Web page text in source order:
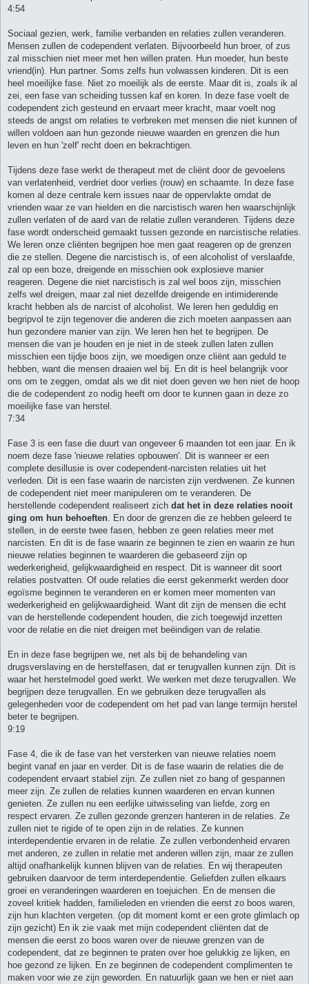
4:54
Sociaal gezien, werk, familie verbanden en relaties zullen veranderen.
Mensen zullen de codependent verlaten. Bijvoorbeeld hun broer, of zus
zal misschien niet meer met hen willen praten. Hun moeder, hun beste
vriend(in). Hun partner. Soms zelfs hun volwassen kinderen. Dit is een
heel moeilijke fase. Niet zo moeilijk als de eerste. Maar dit is, zoals ik al
zei, een fase van scheiding tussen kaf en koren. In deze fase voelt de
codependent zich gesteund en ervaart meer kracht, maar voelt nog
steeds de angst om relaties te verbreken met mensen die niet kunnen of
willen voldoen aan hun gezonde nieuwe waarden en grenzen die hun
leven en hun 'zelf' recht doen en bekrachtigen.
Tijdens deze fase werkt de therapeut met de cliënt door de gevoelens
van verlatenheid, verdriet door verlies (rouw) en schaamte. In deze fase
komen al deze centrale kern issues naar de oppervlakte omdat de
vrienden waar ze van hielden en die narcistisch waren hen waarschijnlijk
zullen verlaten of de aard van de relatie zullen veranderen. Tijdens deze
fase wordt onderscheid gemaakt tussen gezonde en narcistische relaties.
We leren onze cliënten begrijpen hoe men gaat reageren op de grenzen
die ze stellen. Degene die narcistisch is, of een alcoholist of verslaafde,
zal op een boze, dreigende en misschien ook explosieve manier
reageren. Degene die niet narcistisch is zal wel boos zijn, misschien
zelfs wel dreigen, maar zal niet dezelfde dreigende en intimiderende
kracht hebben als de narcist of alcoholist. We leren hen geduldig en
begripvol te zijn tegenover die anderen die zich moeten aanpassen aan
hun gezondere manier van zijn. We leren hen het te begrijpen. De
mensen die van je houden en je niet in de steek zullen laten zullen
misschien een tijdje boos zijn, we moedigen onze cliënt aan geduld te
hebben, want die mensen draaien wel bij. En dit is heel belangrijk voor
ons om te zeggen, omdat als we dit niet doen geven we hen niet de hoop
die de codependent zo nodig heeft om door te kunnen gaan in deze zo
moeilijke fase van herstel.
7:34
Fase 3 is een fase die duurt van ongeveer 6 maanden tot een jaar. En ik
noem deze fase 'nieuwe relaties opbouwen'. Dit is wanneer er een
complete desillusie is over codependent-narcisten relaties uit het
verleden. Dit is een fase waarin de narcisten zijn verdwenen. Ze kunnen
de codependent niet meer manipuleren om te veranderen. De
herstellende codependent realiseert zich dat het in deze relaties nooit
ging om hun behoeften. En door de grenzen die ze hebben geleerd te
stellen, in de eerste twee fasen, hebben ze geen relaties meer met
narcisten. En dit is de fase waarin ze beginnen te zien en waarin ze hun
nieuwe relaties beginnen te waarderen die gebaseerd zijn op
wederkerigheid, gelijkwaardigheid en respect. Dit is wanneer dit soort
relaties postvatten. Of oude relaties die eerst gekenmerkt werden door
egoïsme beginnen te veranderen en er komen meer momenten van
wederkerigheid en gelijkwaardigheid. Want dit zijn de mensen die echt
van de herstellende codependent houden, die zich toegewijd inzetten
voor de relatie en die niet dreigen met beëindigen van de relatie.
En in deze fase begrijpen we, net als bij de behandeling van
drugsverslaving en de herstelfasen, dat er terugvallen kunnen zijn. Dit is
waar het herstelmodel goed werkt. We werken met deze terugvallen. We
begrijpen deze terugvallen. En we gebruiken deze terugvallen als
gelegenheden voor de codependent om het pad van lange termijn herstel
beter te begrijpen.
9:19
Fase 4, die ik de fase van het versterken van nieuwe relaties noem
begint vanaf en jaar en verder. Dit is de fase waarin de relaties die de
codependent ervaart stabiel zijn. Ze zullen niet zo bang of gespannen
meer zijn. Ze zullen de relaties kunnen waarderen en ervan kunnen
genieten. Ze zullen nu een eerlijke uitwisseling van liefde, zorg en
respect ervaren. Ze zullen gezonde grenzen hanteren in de relaties. Ze
zullen niet te rigide of te open zijn in de relaties. Ze kunnen
interdependentie ervaren in de relatie. Ze zullen verbondenheid ervaren
met anderen, ze zullen in relatie met anderen willen zijn, maar ze zullen
altijd onafhankelijk kunnen blijven van de relaties. En wij therapeuten
gebruiken daarvoor de term interdependentie. Geliefden zullen elkaars
groei en veranderingen waarderen en toejuichen. En de mensen die
zoveel kritiek hadden, familieleden en vrienden die eerst zo boos waren,
zijn hun klachten vergeten. (op dit moment komt er een grote glimlach op
zijn gezicht) En ik zie vaak met mijn codependent cliënten dat de
mensen die eerst zo boos waren over de nieuwe grenzen van de
codependent, dat ze beginnen te praten over hoe gelukkig ze lijken, en
hoe gezond ze lijken. En ze beginnen de codependent complimenten te
maken voor wie ze zijn geworden. En natuurlijk gaan we hen er niet aan